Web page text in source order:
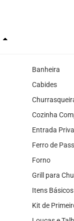
Banheira
Cabides
Cozinha
Entrada
Ferro de
Forno
Grill para
Itens
Kit de